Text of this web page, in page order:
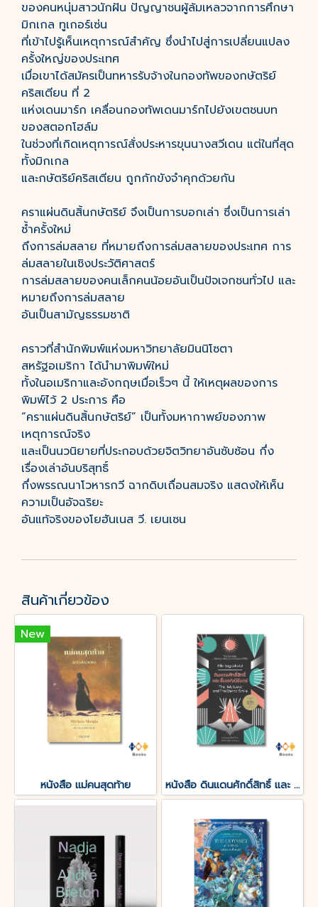
ของคนหนุ่มสาวนักฝัน ปัญญาชนผู้ล้มเหลวจากการศึกษา
มิกเกล ทูเกอร์เซ่น
ที่เข้าไปรู้เห็นเหตุการณ์สำคัญ ซึ่งนำไปสู่การเปลี่ยนแปลง
ครั้งใหญ่ของประเทศ
เมื่อเขาได้สมัครเป็นทหารรับจ้างในกองทัพของกษัตริย์
คริสเตียน ที่ 2
แห่งเดนมาร์ก เคลื่อนกองทัพเดนมาร์กไปยังเขตชนบท
ของสตอกโฮล์ม
ในช่วงที่เกิดเหตุการณ์สั่งประหารขุนนางสวีเดน แต่ในที่สุด
ทั้งมิกเกล
และกษัตริย์คริสเตียน ถูกกักขังจำคุกด้วยกัน
คราแผ่นดินสิ้นกษัตริย์ จึงเป็นการบอกเล่า ซึ่งเป็นการเล่า
ซ้ำครั้งใหม่
ถึงการล่มสลาย ที่หมายถึงการล่มสลายของประเทศ การ
ล่มสลายในเชิงประวัติศาสตร์
การล่มสลายของคนเล็กคนน้อยอันเป็นปัจเจกชนทั่วไป และ
หมายถึงการล่มสลาย
อันเป็นสามัญธรรมชาติ
คราวที่สำนักพิมพ์แห่งมหาวิทยาลัยมินนิโซตา
สหรัฐอเมริกา ได้นำมาพิมพ์ใหม่
ทั้งในอเมริกาและอังกฤษเมื่อเร็วๆ นี้ ให้เหตุผลของการ
พิมพ์ไว้ 2 ประการ คือ
“คราแผ่นดินสิ้นกษัตริย์” เป็นทั้งมหากาพย์ของภาพ
เหตุการณ์จริง
และเป็นนวนิยายที่ประกอบด้วยจิตวิทยาอันซับซ้อน กึ่ง
เรื่องเล่าอันบริสุทธิ์
กึ่งพรรณนาโวหารกวี ฉากดิบเถื่อนสมจริง แสดงให้เห็น
ความเป็นอัจฉริยะ
อันแท้จริงของโยฮันเนส วี. เยนเซน
สินค้าเกี่ยวข้อง
New
หนังสือ แม่คนสุดท้าย หนังสือ ดินแดนศักดิ์สิทธิ์ และ ยิ้มแห่งนิรันดร์